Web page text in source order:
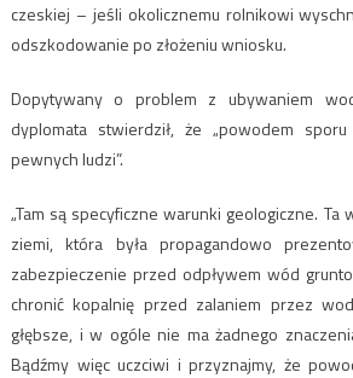
czeskiej – jeśli okolicznemu rolnikowi
odszkodowanie po złożeniu wniosku.
Dopytywany o problem z ubywaniem
dyplomata stwierdził, że „powodem
pewnych ludzi”.
„Tam są specyficzne warunki geologiczne. Ta
ziemi, która była propagandowo
zabezpieczenie przed odpływem wód
chronić kopalnię przed zalaniem przez
głębsze, i w ogóle nie ma żadnego
Bądźmy więc uczciwi i przyznajmy, że